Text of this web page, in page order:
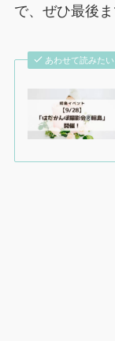
で、ぜひ最後
あわせて読みたい